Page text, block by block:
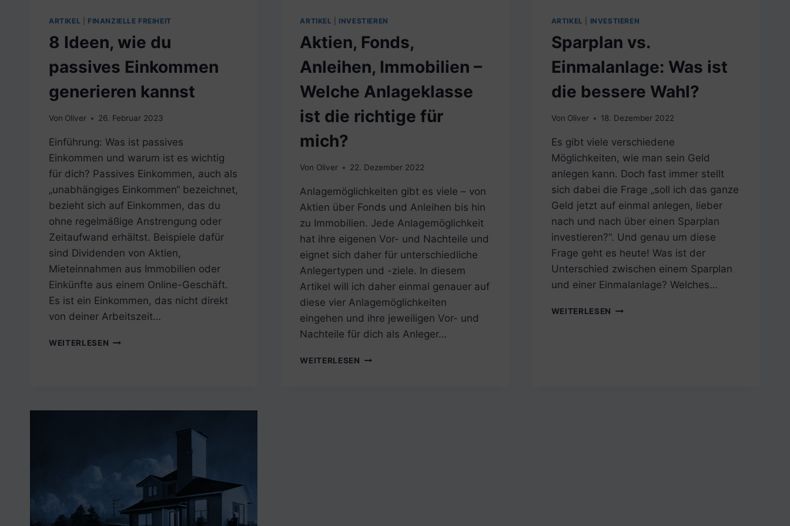
ARTIKEL FINANZIELLE FREIHEIT
8 Ideen, wie du
passives Einkommen
generieren kannst
Von Oliver 26. Februar 2023
Einführung: Was ist passives
Einkommen und warum ist es wichtig
für dich? Passives Einkommen, auch als
„unabhängiges Einkommen“ bezeichnet,
bezieht sich auf Einkommen, das du
ohne regelmäßige Anstrengung oder
Zeitaufwand erhältst. Beispiele dafür
sind Dividenden von Aktien,
Mieteinnahmen aus Immobilien oder
Einkünfte aus einem Online-Geschäft.
Es ist ein Einkommen, das nicht direkt
von deiner Arbeitszeit…
WEITERLESEN
ARTIKEL INVESTIEREN
Aktien, Fonds,
Anleihen, Immobilien –
Welche Anlageklasse
ist die richtige für
mich?
Von Oliver 22. Dezember 2022
Anlagemöglichkeiten gibt es viele – von
Aktien über Fonds und Anleihen bis hin
zu Immobilien. Jede Anlagemöglichkeit
hat ihre eigenen Vor- und Nachteile und
eignet sich daher für unterschiedliche
Anlegertypen und -ziele. In diesem
Artikel will ich daher einmal genauer auf
diese vier Anlagemöglichkeiten
eingehen und ihre jeweiligen Vor- und
Nachteile für dich als Anleger…
WEITERLESEN AKTIEN,
ARTIKEL INVESTIEREN
Sparplan vs.
Einmalanlage: Was ist
die bessere Wahl?
Von Oliver 18. Dezember 2022
Es gibt viele verschiedene
Möglichkeiten, wie man sein Geld
anlegen kann. Doch fast immer stellt
sich dabei die Frage „soll ich das ganze
Geld jetzt auf einmal anlegen, lieber
nach und nach über einen Sparplan
investieren?“. Und genau um diese
Frage geht es heute! Was ist der
Unterschied zwischen einem Sparplan
und einer Einmalanlage? Welches…
WEITERLESEN SPARPLAN